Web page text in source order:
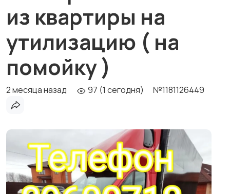
из квартиры на
утилизацию ( на
помойку )
2 месяца назад 97 (1 сегодня) №1181126449